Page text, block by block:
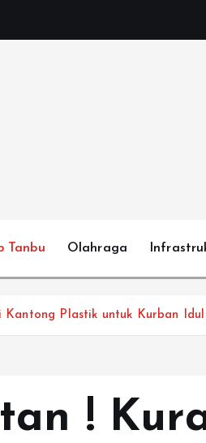
Tanbu Olahraga
Kantong Plastik untuk Kurban
!